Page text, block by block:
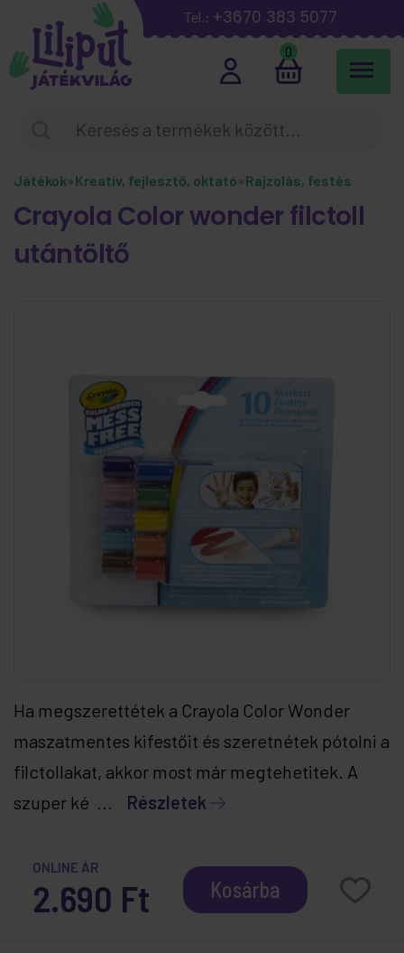
Tel.: +3670 383 5077
0
Játékok»Kreatív, fejlesztő, oktató»Rajzolás, festés
Crayola Color wonder filctoll
utántöltő
Ha megszerettétek a Crayola Color Wonder
maszatmentes kifestőit és szeretnétek pótolni a
filctollakat, akkor most már megtehetitek. A
szuper ké ... Részletek
ONLINE ÁR
2.690 Ft Kosárba